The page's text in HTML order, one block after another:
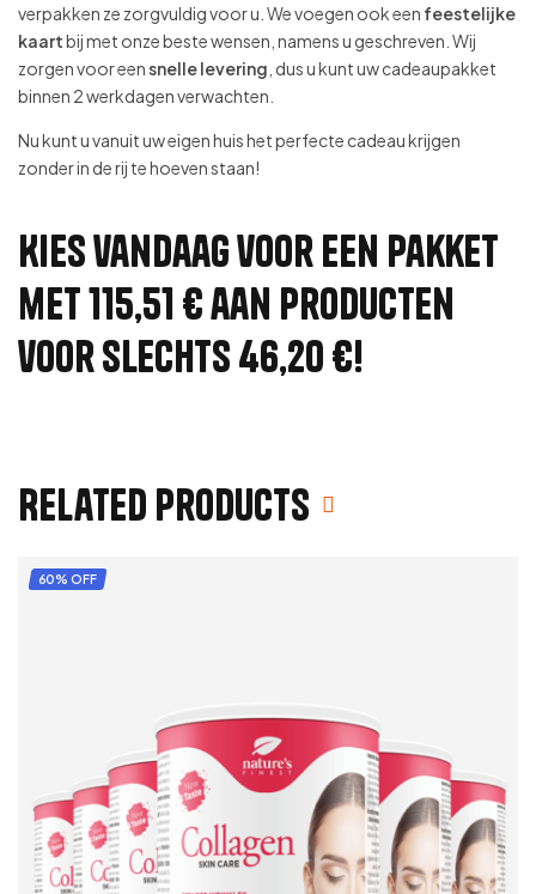
verpakken ze zorgvuldig voor u. We voegen ook een feestelijke
kaartbij met onze beste wensen, namens u geschreven. Wij
zorgen voor een snelle levering , dus u kunt uw cadeaupakket
binnen 2 werkdagen verwachten.
Nu kunt u vanuit uw eigen huis het perfecte cadeau krijgen
zonder in de rij te hoeven staan!
Kies vandaag voor een pakket
met 115,51 € aan producten
voor slechts 46,20 €!
Related products
60% OFF